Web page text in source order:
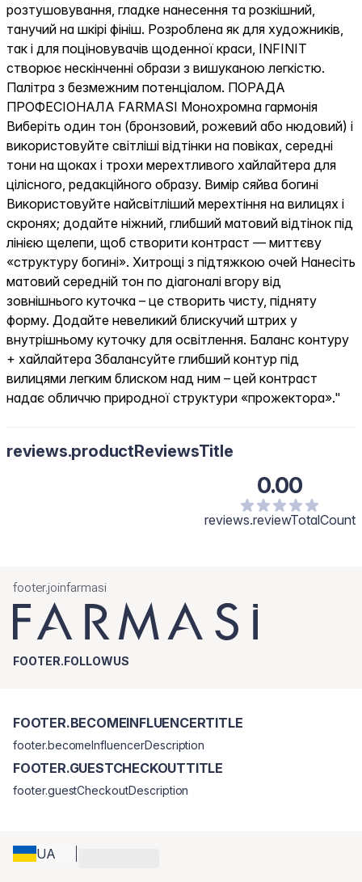
розтушовування, гладке нанесення та розкішний,
танучий на шкірі фініш. Розроблена як для художників,
так і для поціновувачів щоденної краси, INFINIT
створює нескінченні образи з вишуканою легкістю.
Палітра з безмежним потенціалом. ПОРАДА
ПРОФЕСІОНАЛА FARMASI Монохромна гармонія
Виберіть один тон (бронзовий, рожевий або нюдовий) і
використовуйте світліші відтінки на повіках, середні
тони на щоках і трохи мерехтливого хайлайтера для
цілісного, редакційного образу. Вимір сяйва богині
Використовуйте найсвітліший мерехтіння на вилицях і
скронях; додайте ніжний, глибший матовий відтінок під
лінією щелепи, щоб створити контраст — миттєву
«структуру богині». Хитрощі з підтяжкою очей Нанесіть
матовий середній тон по діагоналі вгору від
зовнішнього куточка – це створить чисту, підняту
форму. Додайте невеликий блискучий штрих у
внутрішньому куточку для освітлення. Баланс контуру
+ хайлайтера Збалансуйте глибший контур під
вилицями легким блиском над ним – цей контраст
надає обличчю природної структури «прожектора»."
reviews.productReviewsTitle
0.00
reviews.reviewTotalCount
footer.joinfarmasi
FOOTER.FOLLOWUS
UA
FOOTER.BECOMEINFLUENCERTITLE
footer.becomeInfluencerDescription
FOOTER.GUESTCHECKOUTTITLE
footer.guestCheckoutDescription